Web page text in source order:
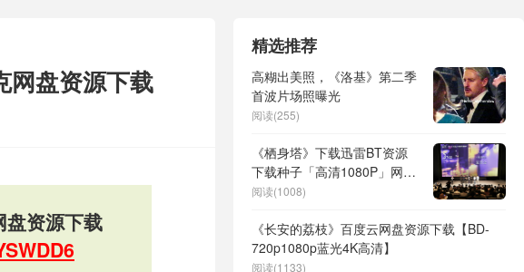
网盘资源下载
资源下载
精选推荐
高糊出美照，《洛基》第二季
首波片场照曝光
阅读(255)
《栖身塔》下载迅雷BT资源
下载种子「高清1080P」网盘
资源下载
阅读(1008)
《长安的荔枝》百度云网盘资源下载【BD-
720p1080p蓝光4K高清】
阅读(1133)